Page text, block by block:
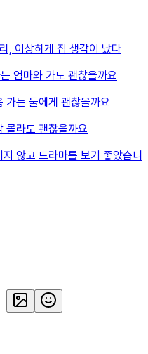
, 이상하게 집 생각이 났다
엄마와 가도 괜찮을까요
가는 둘에게 괜찮을까요
몰라도 괜찮을까요
않고 드라마를 보기 좋았습니